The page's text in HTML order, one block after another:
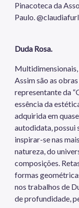
Pinacoteca da
Paulo.
Duda Rosa.
Assim são as
representante da
essência da
adquirida em
autodidata, possui
inspirar-se nas
natureza, do
composições.
formas
nos trabalhos de
de profundidade,